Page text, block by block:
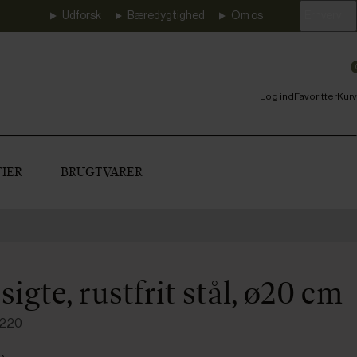
Udforsk Bæredygtighed Om os
Log indFavoritterKurv
BRUGTVARER
rustfrit stål, ø20 cm